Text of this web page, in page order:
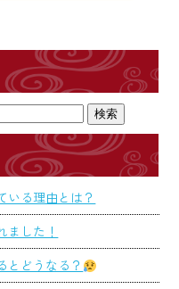
いる理由とは？
ました！
とどうなる？